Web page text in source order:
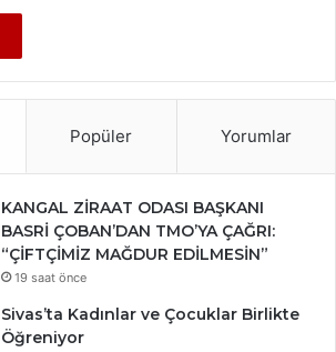
Popüler Yorumlar
KANGAL ZİRAAT ODASI BAŞKANI
BASRİ ÇOBAN’DAN TMO’YA ÇAĞRI:
“ÇİFTÇİMİZ MAĞDUR EDİLMESİN”
19 saat önce
Sivas’ta Kadınlar ve Çocuklar Birlikte
Öğreniyor